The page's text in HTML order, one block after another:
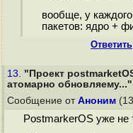
вообще, у
пакетов: ядро +
Ответить
13. "Проект
атомарно обновляему..."
Сообщение от Аноним
PostmarkerOS уже не